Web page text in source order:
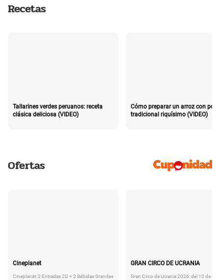
Recetas
clásica deliciosa (VIDEO)
Cómo preparar un arroz con pollo
tradicional riquísimo (VIDEO)
Ofertas
Cineplanet
Cineplanet: 2 Entradas 2D + 2 Bebidas Grandes
GRAN CIRCO DE UCRANIA
Gran Circo de Ucrania 2026: del 10 de